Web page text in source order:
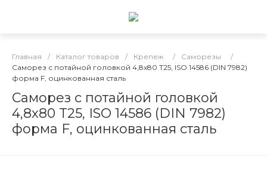
Главная / Каталог товаров / Крепеж / Саморезы
/
Саморез с потайной головкой 4,8x80 T25, ISO 14586 (DIN 7982)
форма F, оцинкованная сталь
Саморез с потайной головкой
4,8x80 T25, ISO 14586 (DIN 7982)
форма F, оцинкованная сталь